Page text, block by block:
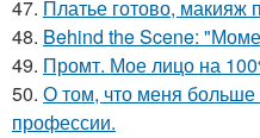
47. Платье готово, макияж
48. Behind the Scene:
49. Промт. Мое лицо на
50. О том, что меня больше
профессии.